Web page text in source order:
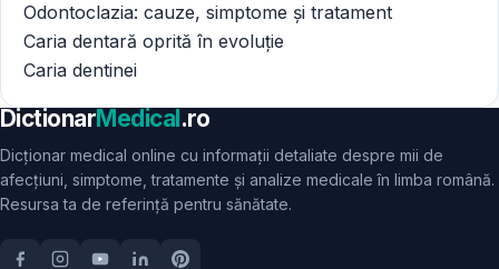
Odontoclazia: cauze, simptome și tratament
Caria dentară oprită în evoluție
Caria dentinei
DictionarMedical.ro
Dicționar medical online cu informații detaliate despre mii de
afecțiuni, simptome, tratamente și analize medicale în limba română.
Resursa ta de referință pentru sănătate.